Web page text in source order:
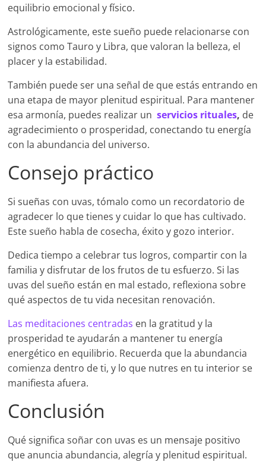
equilibrio emocional y físico.
Astrológicamente, este sueño puede relacionarse con
signos como Tauro y Libra, que valoran la belleza, el
placer y la estabilidad.
También puede ser una señal de que estás entrando en
una etapa de mayor plenitud espiritual. Para mantener
esa armonía, puedes realizar un servicios rituales, de
agradecimiento o prosperidad, conectando tu energía
con la abundancia del universo.
Consejo práctico
Si sueñas con uvas, tómalo como un recordatorio de
agradecer lo que tienes y cuidar lo que has cultivado.
Este sueño habla de cosecha, éxito y gozo interior.
Dedica tiempo a celebrar tus logros, compartir con la
familia y disfrutar de los frutos de tu esfuerzo. Si las
uvas del sueño están en mal estado, reflexiona sobre
qué aspectos de tu vida necesitan renovación.
Las meditaciones centradas en la gratitud y la
prosperidad te ayudarán a mantener tu energía
energético en equilibrio. Recuerda que la abundancia
comienza dentro de ti, y lo que nutres en tu interior se
manifiesta afuera.
Conclusión
Qué significa soñar con uvas es un mensaje positivo
que anuncia abundancia, alegría y plenitud espiritual.